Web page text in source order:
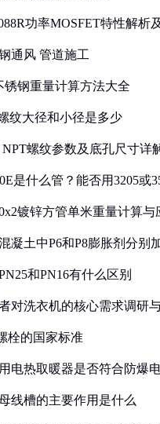
功率MOSFET特性解析
通风 管道施工
锈钢重量计算方法大全
纹大径和小径是多少
NPT螺纹参数及底孔尺寸详
是什么管？能否用3205或
镀锌方管单米重量计算与
凝土中P6和P8膨胀剂分别
和PN16有什么区别
对洗衣机的核心需求调研
栓的国家标准
电热取暖器是否符合防爆
线槽的主要作用是什么